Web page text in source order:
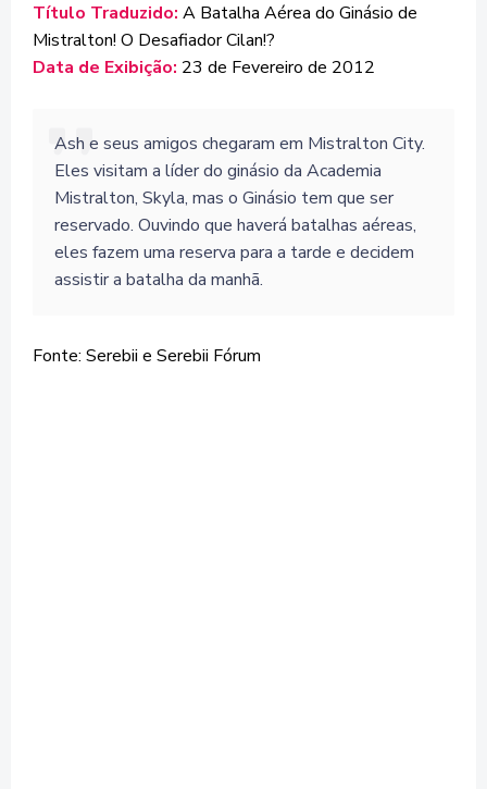
Título Traduzido: A Batalha Aérea do Ginásio de
Mistralton! O Desafiador Cilan!?
Data de Exibição: 23 de Fevereiro de 2012
Ash e seus amigos chegaram em Mistralton City.
Eles visitam a líder do ginásio da Academia
Mistralton, Skyla, mas o Ginásio tem que ser
reservado. Ouvindo que haverá batalhas aéreas,
eles fazem uma reserva para a tarde e decidem
assistir a batalha da manhã.
Fonte: Serebii e Serebii Fórum